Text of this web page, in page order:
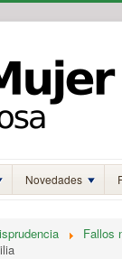
Novedades
Fallos